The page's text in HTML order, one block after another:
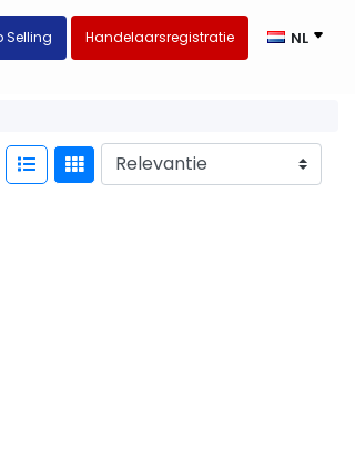
Selling Handelaarsregistratie NL